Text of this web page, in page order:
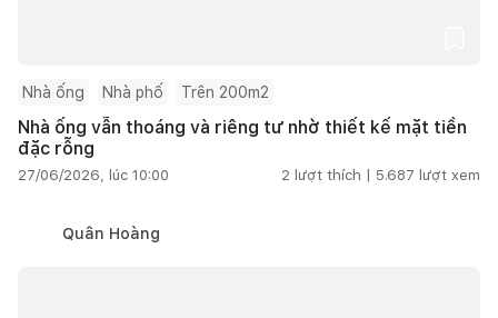
Nhà ống Nhà phố Trên 200m2
Nhà ống vẫn thoáng và riêng tư nhờ thiết kế mặt tiền
đặc rỗng
27/06/2026, lúc 10:00 2 lượt thích | 5.687 lượt xem
Quân Hoàng